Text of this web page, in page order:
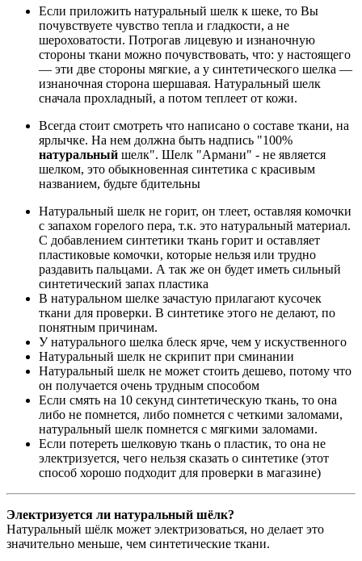
Если приложить натуральный шелк к шеке, то Вы
почувствуете чувство тепла и гладкости, а не
шероховатости. Потрогав лицевую и изнаночную
стороны ткани можно почувствовать, что: у настоящего
— эти две стороны мягкие, а у синтетического шелка —
изнаночная сторона шершавая. Натуральный шелк
сначала прохладный, а потом теплеет от кожи.
Всегда стоит смотреть что написано о составе ткани, на
ярлычке. На нем должна быть надпись "100%
натуральный шелк". Шелк "Армани" - не является
шелком, это обыкновенная синтетика с красивым
названием, будьте бдительны
Натуральный шелк не горит, он тлеет, оставляя комочки
с запахом горелого пера, т.к. это натуральный материал.
С добавлением синтетики ткань горит и оставляет
пластиковые комочки, которые нельзя или трудно
раздавить пальцами. А так же он будет иметь сильный
синтетический запах пластика
В натуральном шелке зачастую прилагают кусочек
ткани для проверки. В синтетике этого не делают, по
понятным причинам.
У натурального шелка блеск ярче, чем у искуственного
Натуральный шелк не скрипит при сминании
Натуральный шелк не может стоить дешево, потому что
он получается очень трудным способом
Если смять на 10 секунд синтетическую ткань, то она
либо не помнется, либо помнется с четкими заломами,
натуральный шелк помнется с мягкими заломами.
Если потереть шелковую ткань о пластик, то она не
электризуется, чего нельзя сказать о синтетике (этот
способ хорошо подходит для проверки в магазине)
Электризуется ли натуральный шёлк?
Натуральный шёлк может электризоваться, но делает это
значительно меньше, чем синтетические ткани.